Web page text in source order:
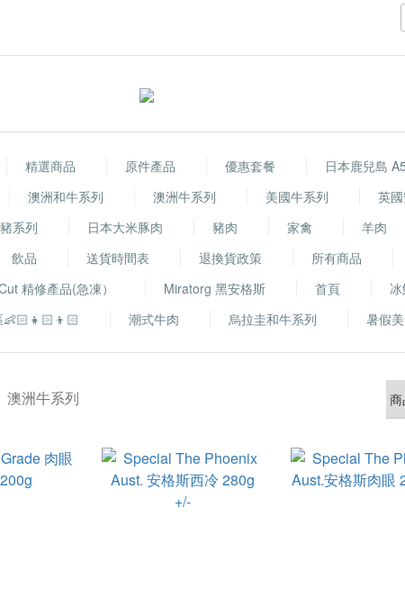
精選商品 原件產品 優惠套餐 日本鹿兒島
澳洲和牛系列 澳洲牛系列 美國牛系列 英
系列 日本大米豚肉 豬肉 家禽 羊肉
飲品 送貨時間表 退換貨政策 所有商品
精修產品(急凍） Miratorg 黑安格斯 首頁
潮式牛肉 烏拉圭和牛系列 暑假
澳洲牛系列